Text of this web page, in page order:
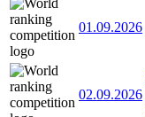
01.09.2026
02.09.2026